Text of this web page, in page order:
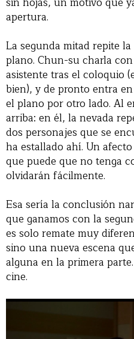
apertura.
La segunda mitad repite
plano. Chun-su charla
asistente tras el coloquio
bien), y de pronto entra
el plano por otro lado. Al
arriba: en él, la nevada
dos personajes que se
ha estallado ahí. Un
que puede que no tenga
olvidarán fácilmente.
Esa sería la conclusión
que ganamos con la
es solo remate muy
sino una nueva escena
alguna en la primera
cine.